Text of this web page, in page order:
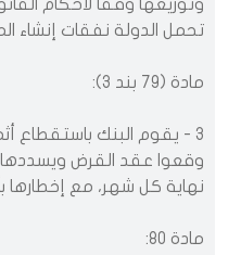
تحمل الدولة نفقات إنشاء
مادة (79 بند 3):
3 - يقوم البنك باستقطاع
وقعوا عقد القرض
نهاية كل شهر، مع إخطارها
مادة 80: